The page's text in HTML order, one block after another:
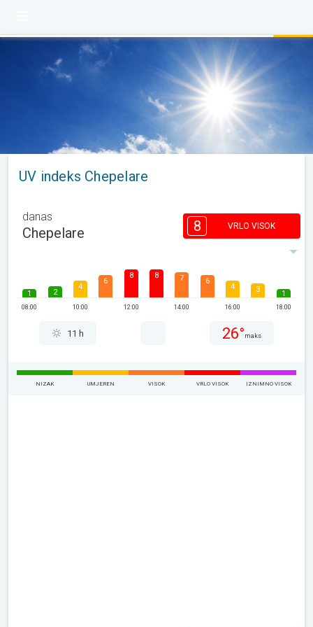
UV indeks Chepelare
danas
Chepelare 8 VRLO VISOK
1
08:00
2
4
10:00
6
8
12:00
8 7
14:00
6
4
16:00
3 1
18:00
11 h 26° maks
NIZAK UMJEREN VISOK VRLO VISOK IZNIMNO VISOK